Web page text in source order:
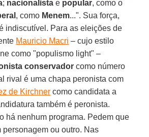
; nacionalista e popular, como o
, como Menem...". Sua força,
indiscutível. Para as eleições de
Mauricio Macri – cujo estilo
como "populismo light" –
conservador como número
rival é uma chapa peronista com
de Kirchner como candidata a
também é peronista.
há nenhum programa. Pedem que
personagem ou outro. Nas